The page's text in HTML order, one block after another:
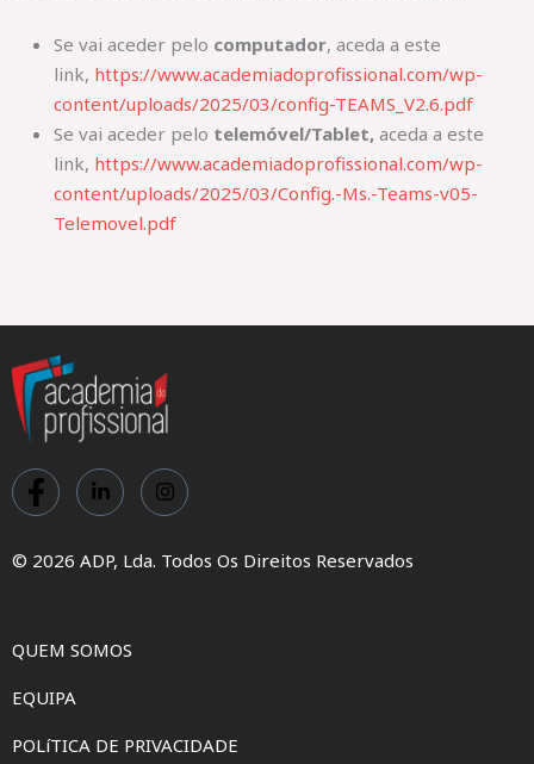
Se vai aceder pelo computador, aceda a este
link, https://www.academiadoprofissional.com/wp-
content/uploads/2025/03/config-TEAMS_V2.6.pdf
Se vai aceder pelo telemóvel/Tablet, aceda a este
link, https://www.academiadoprofissional.com/wp-
content/uploads/2025/03/Config.-Ms.-Teams-v05-
Telemovel.pdf
© 2026 ADP, Lda. Todos Os Direitos Reservados
QUEM SOMOS
EQUIPA
POLíTICA DE PRIVACIDADE